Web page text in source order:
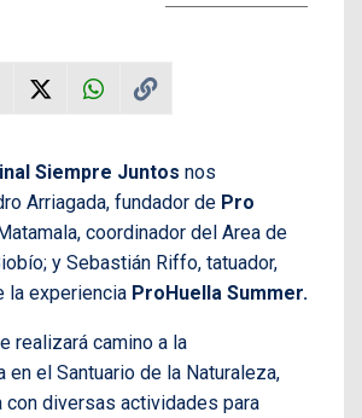
Siempre Juntos nos
Arriagada, fundador de Pro
coordinador del Area de
y Sebastián Riffo, tatuador,
la experiencia ProHuella Summer.
realizará camino a la
en el Santuario de la Naturaleza,
con diversas actividades para